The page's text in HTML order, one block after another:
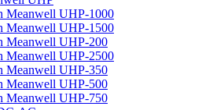
Meanwell UHP-1000
Meanwell UHP-1500
Meanwell UHP-200
Meanwell UHP-2500
Meanwell UHP-350
Meanwell UHP-500
Meanwell UHP-750